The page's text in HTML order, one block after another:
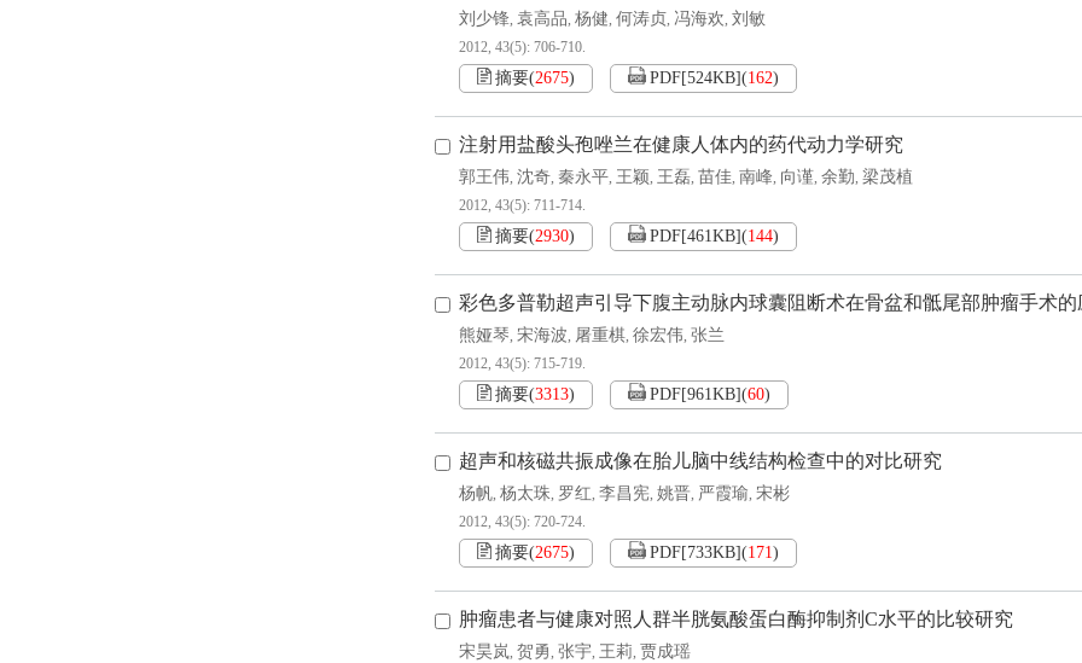
刘少锋, 袁高品, 杨健, 何涛贞, 冯海欢, 刘敏
2012, 43(5): 706-710.
摘要(2675) PDF[524KB](162)
注射用盐酸头孢唑兰在健康人体内的药代动力学研究
郭王伟, 沈奇, 秦永平, 王颖, 王磊, 苗佳, 南峰, 向谨, 余勤, 梁茂植
2012, 43(5): 711-714.
摘要(2930) PDF[461KB](144)
彩色多普勒超声引导下腹主动脉内球囊阻断术在骨盆和骶尾部肿瘤手术
熊娅琴, 宋海波, 屠重棋, 徐宏伟, 张兰
2012, 43(5): 715-719.
摘要(3313) PDF[961KB](60)
超声和核磁共振成像在胎儿脑中线结构检查中的对比研究
杨帆, 杨太珠, 罗红, 李昌宪, 姚晋, 严霞瑜, 宋彬
2012, 43(5): 720-724.
摘要(2675) PDF[733KB](171)
肿瘤患者与健康对照人群半胱氨酸蛋白酶抑制剂C水平的比较研究
宋昊岚, 贺勇, 张宇, 王莉, 贾成瑶